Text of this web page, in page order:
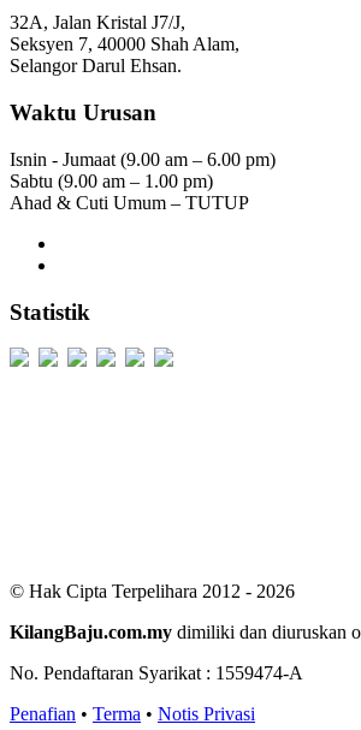
32A, Jalan Kristal J7/J,
Seksyen 7, 40000 Shah Alam,
Selangor Darul Ehsan.
Waktu Urusan
Isnin - Jumaat (9.00 am – 6.00 pm)
Sabtu (9.00 am – 1.00 pm)
Ahad & Cuti Umum – TUTUP
Statistik
© Hak Cipta Terpelihara 2012 - 2026
KilangBaju.com.my dimiliki dan diuruskan
No. Pendaftaran Syarikat : 1559474-A
Penafian • Terma • Notis Privasi